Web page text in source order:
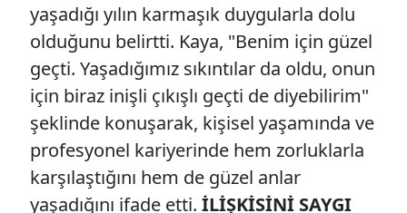
yaşadığı yılın karmaşık duygularla dolu
olduğunu belirtti. Kaya, "Benim için güzel
geçti. Yaşadığımız sıkıntılar da oldu, onun
için biraz inişli çıkışlı geçti de diyebilirim"
şeklinde konuşarak, kişisel yaşamında ve
profesyonel kariyerinde hem zorluklarla
karşılaştığını hem de güzel anlar
yaşadığını ifade etti. İLİŞKİSİNİ SAYGI